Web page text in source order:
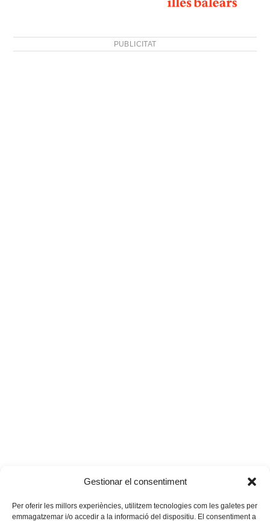
Gestionar el consentiment
Per oferir les millors experiències, utilitzem tecnologies com les galetes per
emmagatzemar i/o accedir a la informació del dispositiu. El consentiment a
PUBLICITAT